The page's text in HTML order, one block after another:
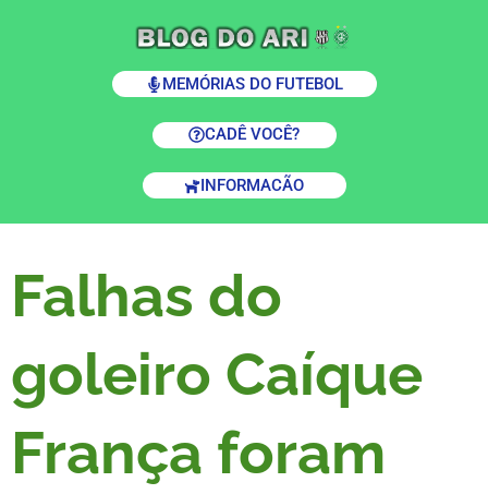
MEMÓRIAS DO FUTEBOL
CADÊ VOCÊ?
INFORMACÃO
Falhas do
goleiro Caíque
França foram